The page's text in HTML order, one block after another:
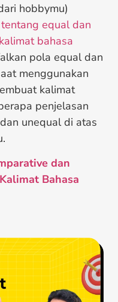
hobbymu)
equal dan
bahasa
pola equal dan
menggunakan
kalimat
penjelasan
unequal di atas
dan
Bahasa